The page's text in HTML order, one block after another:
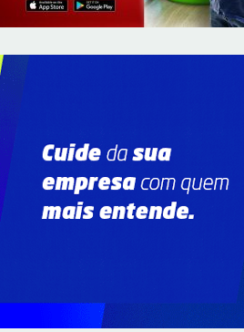
Supermercados transformam o Wi-Fi em
ferramenta estratégica para fidelizar
clientes
para o Programa de Estágio